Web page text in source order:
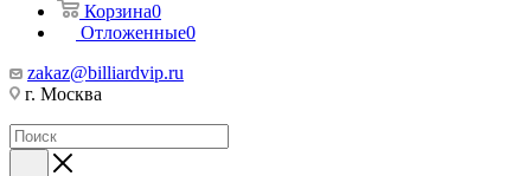
Корзина0
Отложенные0
zakaz@billiardvip.ru
г. Москва